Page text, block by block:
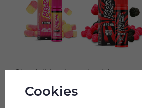
Okouzlující retro cukrovinky a
mimořádně sladká chuť, to je ve
Cookies